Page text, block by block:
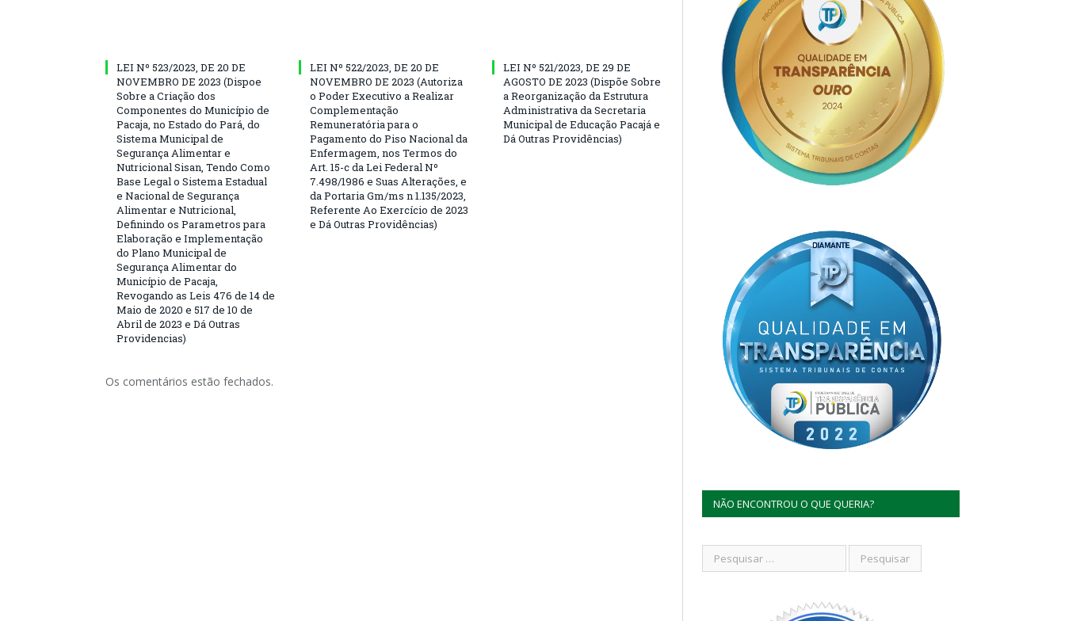
LEI Nº 523/2023, DE 20 DE
NOVEMBRO DE 2023 (Dispoe
Sobre a Criação dos
Componentes do Município de
Pacaja, no Estado do Pará, do
Sistema Municipal de
Segurança Alimentar e
Nutricional Sisan, Tendo Como
Base Legal o Sistema Estadual
e Nacional de Segurança
Alimentar e Nutricional,
Definindo os Parametros para
Elaboração e Implementação
do Plano Municipal de
Segurança Alimentar do
Município de Pacaja,
Revogando as Leis 476 de 14 de
Maio de 2020 e 517 de 10 de
Abril de 2023 e Dá Outras
Providencias)
LEI Nº 522/2023, DE 20 DE
NOVEMBRO DE 2023 (Autoriza
o Poder Executivo a Realizar
Complementação
Remuneratória para o
Pagamento do Piso Nacional da
Enfermagem, nos Termos do
Art. 15-c da Lei Federal Nº
7.498/1986 e Suas Alterações, e
da Portaria Gm/ms n 1.135/2023,
Referente Ao Exercício de 2023
e Dá Outras Providências)
LEI Nº 521/2023, DE 29 DE
AGOSTO DE 2023 (Dispõe Sobre
a Reorganização da Estrutura
Administrativa da Secretaria
Municipal de Educação Pacajá e
Dá Outras Providências)
Os comentários estão fechados.
NÃO ENCONTROU O QUE QUERIA?